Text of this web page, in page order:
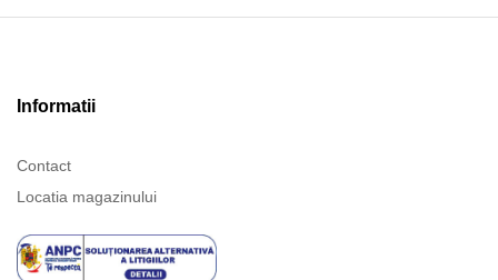
Informatii
Contact
Locatia magazinului